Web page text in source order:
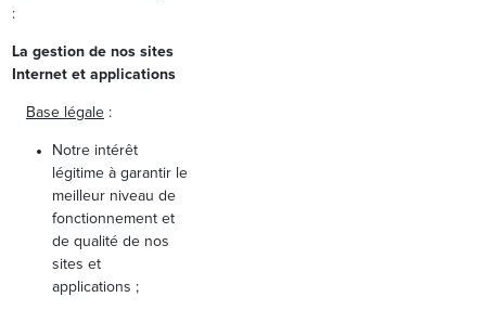
:
La gestion de nos sites
Internet et applications
Base légale:
Notre intérêt
légitime à garantir le
meilleur niveau de
fonctionnement et
de qualité de nos
sites et
applications ;